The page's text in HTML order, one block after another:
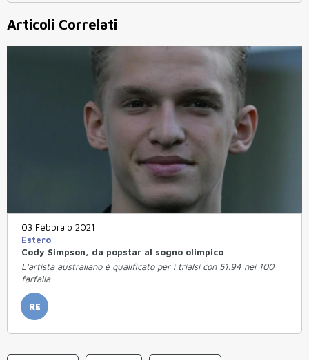
Articoli Correlati
03 Febbraio 2021
Estero
Cody Simpson, da popstar al sogno olimpico
L'artista australiano è qualificato per i trialsi con 51.94 nei 100
farfalla
RE